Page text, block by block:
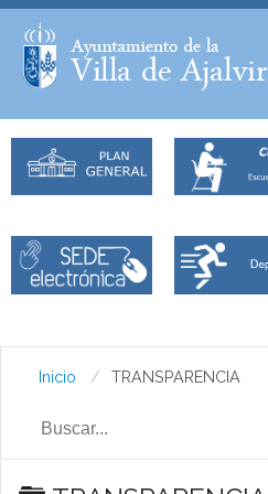
Inicio TRANSPARENCIA